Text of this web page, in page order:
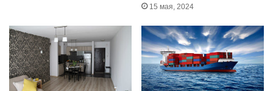
ю
в
ы
п
л
а
л
ь
15 мая, 2024